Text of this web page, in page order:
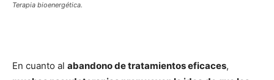
Terapia bioenergética.
En cuanto al abandono de tratamientos eficaces,